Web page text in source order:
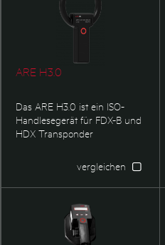
ARE H3.0
Das ARE H3.0 ist ein ISO-
Handlesegerät für FDX-B und
HDX Transponder
11784/11785. Das ARE H3.0
kann optional auch
Temperatur-Transponder
auslesen und die aktuelle
Körpertemperatur des Tieres
anzeigen. Einsatzgebiet ist die
Tieridentifikation, z.B. in
vergleichen